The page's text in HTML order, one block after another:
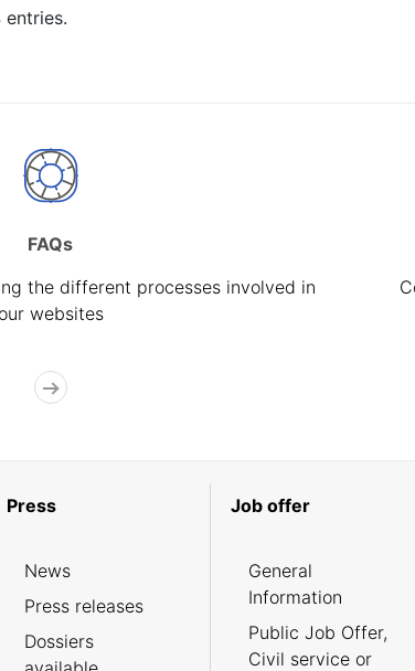
entries.
FAQs
the different processes involved in
our websites
Press
News
Press releases
Dossiers
Job offer
General
Information
Public Job Offer,
Civil service or